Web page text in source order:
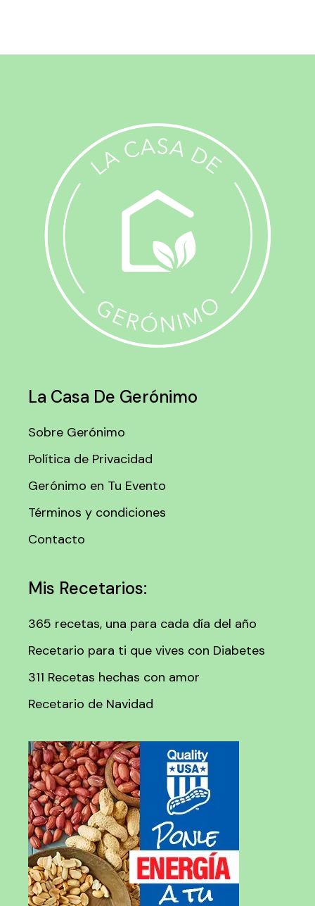
La Casa De Gerónimo
Sobre Gerónimo
Política de Privacidad
Gerónimo en Tu Evento
Términos y condiciones
Contacto
Mis Recetarios:
365 recetas, una para cada día del año
Recetario para ti que vives con Diabetes
311 Recetas hechas con amor
Recetario de Navidad